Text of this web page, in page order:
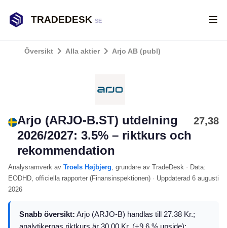
TRADEDESK SE
Översikt Alla aktier Arjo AB (publ)
Arjo (ARJO-B.ST) utdelning
2026/2027: 3.5% – riktkurs och
rekommendation
27,38
Analysramverk av Troels Højbjerg, grundare av TradeDesk · Data:
EODHD, officiella rapporter (Finansinspektionen) · Uppdaterad 6 augusti
2026
Snabb översikt: Arjo (ARJO-B) handlas till 27.38 Kr.;
analytikernas riktkurs är 30.00 Kr. (+9.6 % upside);